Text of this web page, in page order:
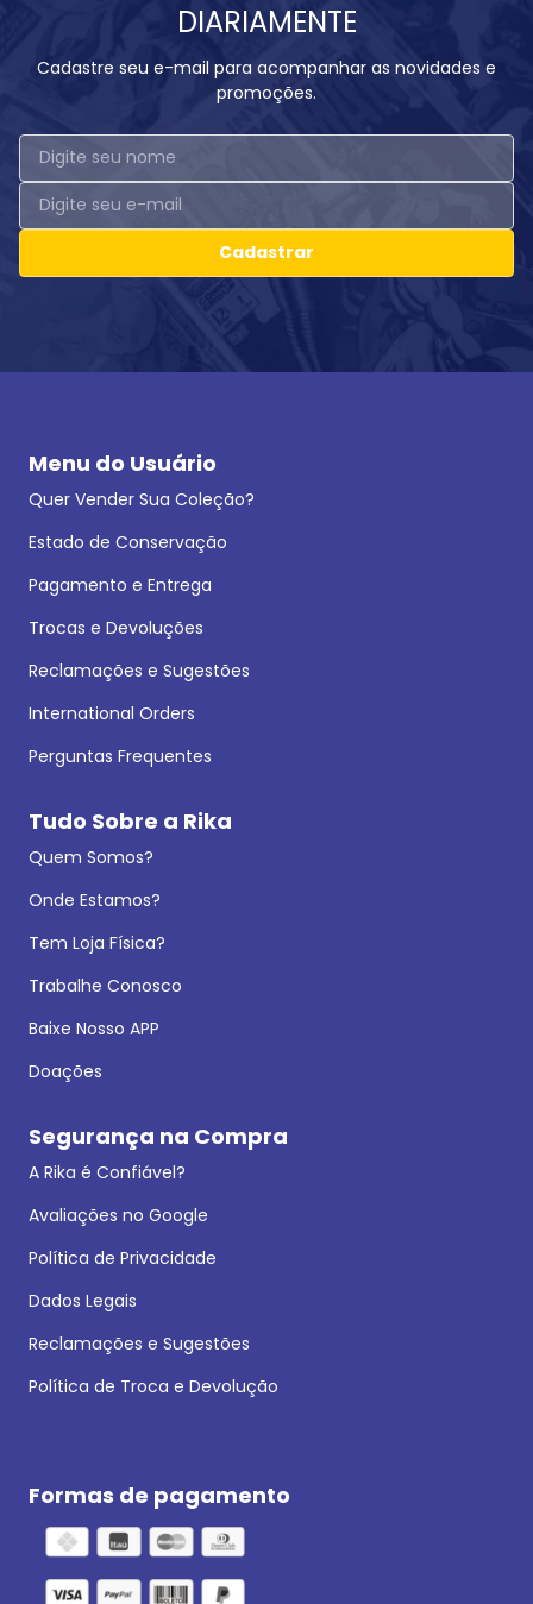
DIARIAMENTE
Cadastre seu e-mail para acompanhar as novidades e
promoções.
Cadastrar
Menu do Usuário
Quer Vender Sua Coleção?
Estado de Conservação
Pagamento e Entrega
Trocas e Devoluções
Reclamações e Sugestões
International Orders
Perguntas Frequentes
Tudo Sobre a Rika
Quem Somos?
Onde Estamos?
Tem Loja Física?
Trabalhe Conosco
Baixe Nosso APP
Doações
Segurança na Compra
A Rika é Confiável?
Avaliações no Google
Política de Privacidade
Dados Legais
Reclamações e Sugestões
Política de Troca e Devolução
Formas de pagamento